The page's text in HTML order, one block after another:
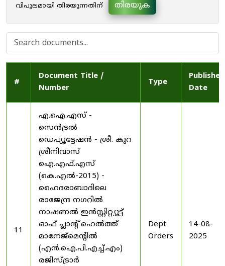
വിപുലമായി തിരയുന്നതിന്
തിരയുക
#
Document Title /
Number
Type
Published
Date
11
എ.ഐ.എസ് -
സെൻട്രൽ
ഡെപ്യൂട്ടേഷൻ - ശ്രീ. കുറ
ശ്രീനിവാസ്
ഐ.എഫ്.എസ്
(കെ.എൽ-2015) -
ഹൈദരാബാദിലെ
രാജേന്ദ്ര നഗറിൽ
നാഷണൽ ഇൻസ്റ്റിറ്റ്യൂട്ട്
ഓഫ് പ്ലാന്റ് ഹെൽത്ത്
മാനേജ്‌മെന്റിൽ
(എൻ.ഐ.പി.എച്ച്.എം)
രജിസ്ട്രാർ
Dept
Orders
14-08-
2025